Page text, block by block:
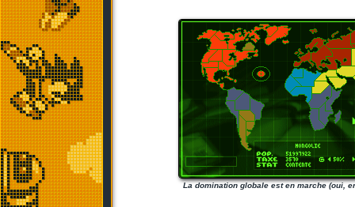
La domination globale est en marche (oui,